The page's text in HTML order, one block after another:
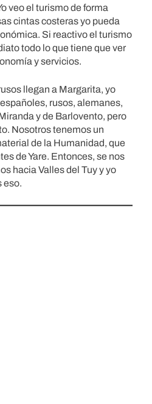
veo el turismo de forma
cintas costeras yo pueda
Si reactivo el turismo
todo lo que tiene que ver
y servicios.
llegan a Margarita, yo
rusos, alemanes,
y de Barlovento, pero
Nosotros tenemos un
de la Humanidad, que
de Yare. Entonces, se nos
hacia Valles del Tuy y yo
eso.